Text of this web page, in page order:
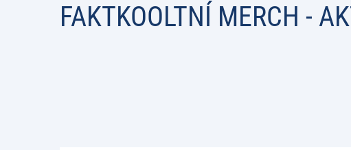
FAKTKOOLTNÍ MERCH -